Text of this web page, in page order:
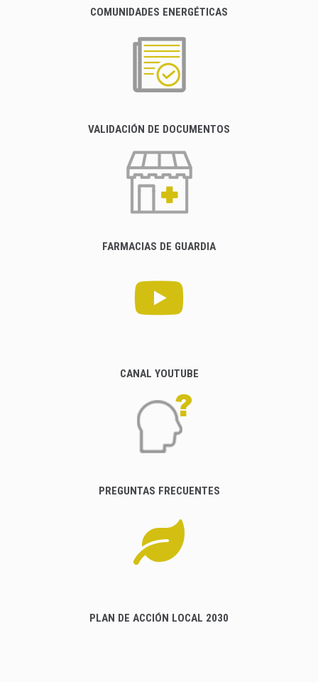
COMUNIDADES ENERGÉTICAS
VALIDACIÓN DE DOCUMENTOS
FARMACIAS DE GUARDIA
CANAL YOUTUBE
PREGUNTAS FRECUENTES
PLAN DE ACCIÓN LOCAL 2030